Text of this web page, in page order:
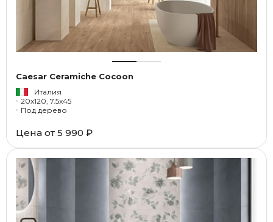
Caesar Ceramiche Cocoon
Италия
20x120, 7.5x45
Под дерево
Цена от 5 990 ₽